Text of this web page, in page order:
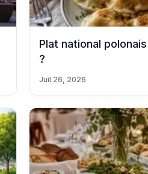
Plat national
?
Juil 26, 2026